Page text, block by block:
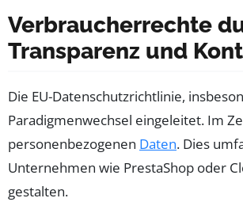
Verbraucherrechte
Transparenz und
Die EU-Datenschutzrichtlinie,
Paradigmenwechsel eingeleitet. Im
personenbezogenen Daten. Dies
Unternehmen wie PrestaShop oder
gestalten.